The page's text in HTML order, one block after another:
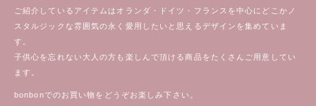
ご紹介しているアイテムはオランダ・ドイツ・フランスを中心にどこかノ
スタルジックな雰囲気の永く愛用したいと思えるデザインを集めていま
す。
子供心を忘れない大人の方も楽しんで頂ける商品をたくさんご用意してい
ます。
bonbonでのお買い物をどうぞお楽しみ下さい。